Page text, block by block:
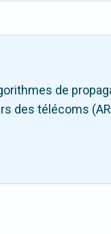
de
des télécoms